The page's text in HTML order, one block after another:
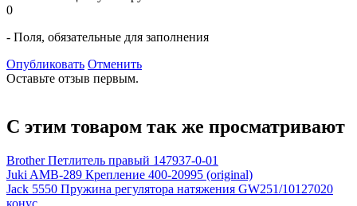
0
- Поля, обязательные для заполнения
Опубликовать Отменить
Оставьте отзыв первым.
С этим товаром так же просматривают
Brother Петлитель правый 147937-0-01
Juki AMB-289 Крепление 400-20995 (original)
Jack 5550 Пружина регулятора натяжения GW251/10127020
конус